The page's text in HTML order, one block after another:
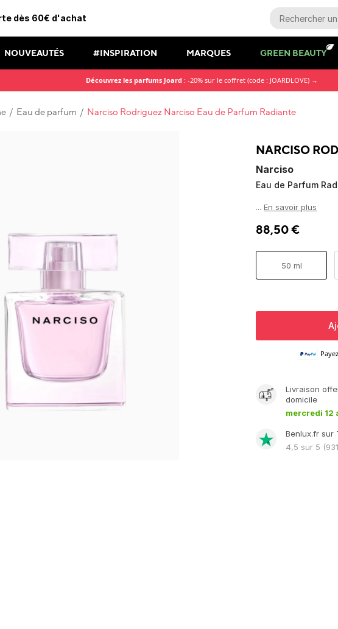
dès 60€ d'achat
NOUVEAUTÉS #INSPIRATION MARQUES GREEN BEAUTY
Découvrez les parfums Joard : -20% sur le coffret (code : JOARDLOVE) →
/ Eau de parfum / Narciso Rodriguez Narciso Eau de Parfum Radiante
Narciso
Eau de Parfum
NARCISO
... En savoir plus
88,50€
50 ml
Livraison
domicile
mercredi 12
Benlux.fr sur
4,5 sur 5 (931